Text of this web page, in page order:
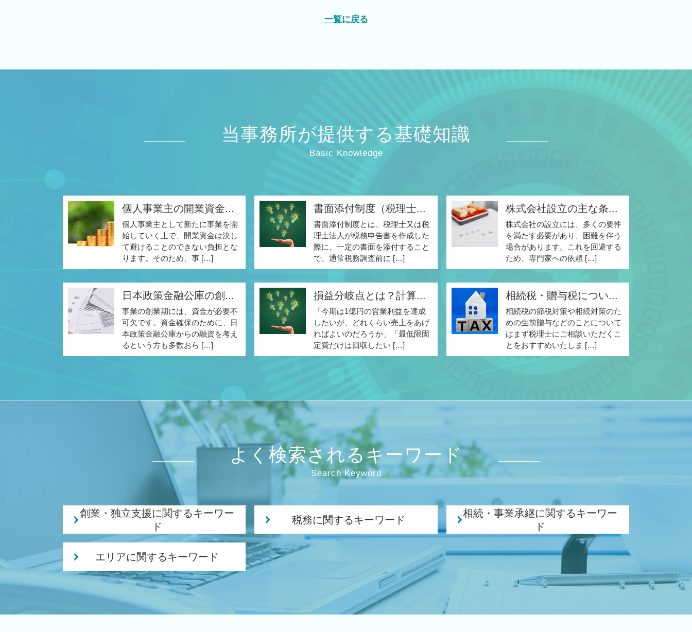
一覧に戻る
当事務所が提供する基礎知識
Basic Knowledge
個人事業主の開業資金...
個人事業主として新たに事業を開
始していく上で、開業資金は決し
て避けることのできない負担とな
ります。そのため、事 […]
書面添付制度（税理士...
書面添付制度とは、税理士又は税
理士法人が税務申告書を作成した
際に、一定の書面を添付すること
で、通常税務調査前に […]
株式会社設立の主な条...
株式会社の設立には、多くの要件
を満たす必要があり、困難を伴う
場合があります。これを回避する
ため、専門家への依頼 […]
日本政策金融公庫の創...
事業の創業期には、資金が必要不
可欠です。資金確保のために、日
本政策金融公庫からの融資を考え
るという方も多数おら […]
損益分岐点とは？計算...
「今期は1億円の営業利益を達成
したいが、どれくらい売上をあげ
ればよいのだろうか」「最低限固
定費だけは回収したい […]
相続税・贈与税につい...
相続税の節税対策や相続対策のた
めの生前贈与などのことについて
はまず税理士にご相談いただくこ
とをおすすめいたしま […]
よく検索されるキーワード
Search Keyword
創業・独立支援に関するキーワー
ド
政府 起業支援
融資 事業計画
創業 融資 税理士
日本政策金融公庫 創業計画書
株式会社 合同会社
税務に関するキーワード
法人税 中間申告
税務調査 何年前まで
法人税 更正の請求
相続・事業承継に関するキーワー
ド
生命保険 相続対策
相続 株
相続税 追徴
エリアに関するキーワード
相続 税理士 相談 豊栄駅
税務顧問 税理士 相談 豊栄駅
相続 税理士 相談 新潟市東区